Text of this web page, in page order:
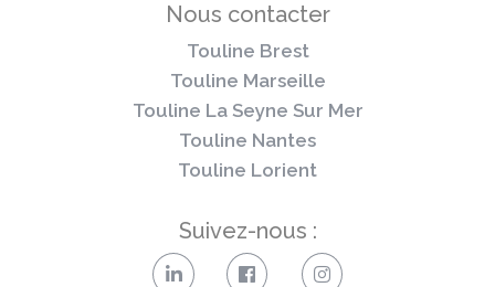
Nous contacter
Touline Brest
Touline Marseille
Touline La Seyne Sur Mer
Touline Nantes
Touline Lorient
Suivez-nous :